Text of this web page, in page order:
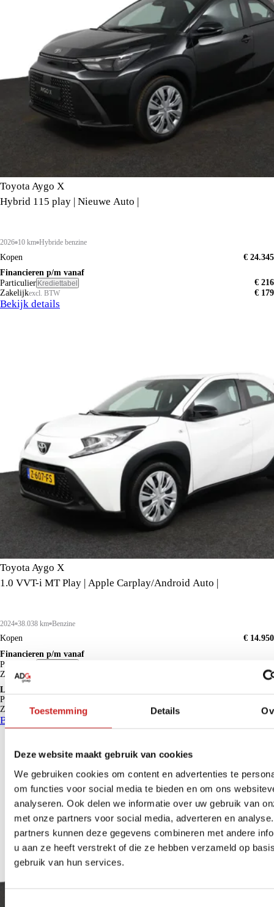
Toestemming Details
Deze website maakt gebruik van cookies
We gebruiken cookies om content en advertenties te
om functies voor social media te bieden en om ons
analyseren. Ook delen we informatie over uw gebruik van
met onze partners voor social media, adverteren en
partners kunnen deze gegevens combineren met andere
u aan ze heeft verstrekt of die ze hebben verzameld op
gebruik van hun services.
Toyota Aygo X
Hybrid 115 play | Nieuwe Auto |
2026 10 km Hybride benzine
Kopen
€ 24.345
Financieren p/m vanaf
Particulier Krediettabel
€ 216
Zakelijkexcl. BTW € 179
Bekijk details
Toyota Aygo X
1.0 VVT-i MT Play | Apple Carplay/Android Auto |
2024 38.038 km Benzine
Kopen
€ 14.950
Financieren p/m vanaf
Particulier
Zakelijkexcl. BTW
€ 113
Lease p/m vanaf
Particulier
Zakelijk
excl. BTW € 324
Bekijk details